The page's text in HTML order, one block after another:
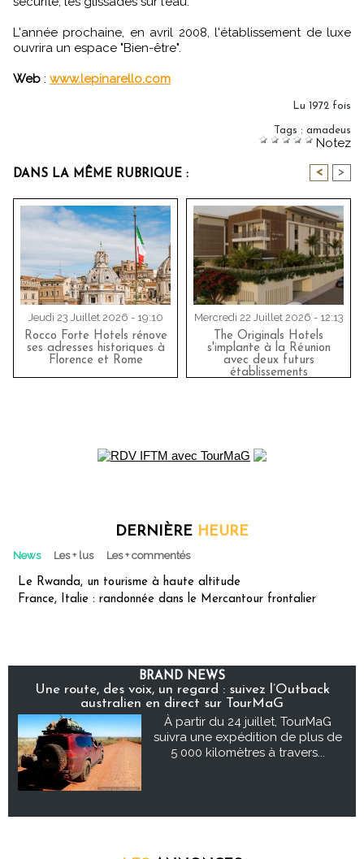
L'année prochaine, en avril 2008, l'établissement de luxe
ouvrira un espace "Bien-être".
Web : www.lepinarello.com
Lu 1972 fois
Tags : amadeus
Notez
DANS LA MÊME RUBRIQUE : < >
Jeudi 23 Juillet 2026 - 19:10
Rocco Forte Hotels rénove
ses adresses historiques à
Florence et Rome
Mercredi 22 Juillet 2026 - 12:13
The Originals Hotels
s'implante à la Réunion
avec deux futurs
établissements
DERNIÈRE HEURE
News Les + lus Les + commentés
Le Rwanda, un tourisme à haute altitude
France, Italie : randonnée dans le Mercantour frontalier
BRAND NEWS
Une route, des voix, un regard : suivez l’Outback
australien en direct sur TourMaG
À partir du 24 juillet, TourMaG
suivra une expédition de plus de
5 000 kilomètres à travers...